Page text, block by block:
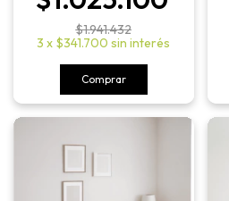
$1.941.432
3 x $341.700 sin interés
Comprar